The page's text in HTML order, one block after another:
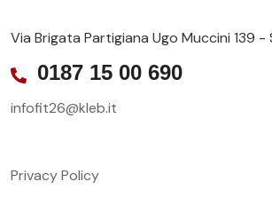
Via Brigata Partigiana Ugo Muccini 139 -
0187 15 00 690
infofit26@kleb.it
Privacy Policy